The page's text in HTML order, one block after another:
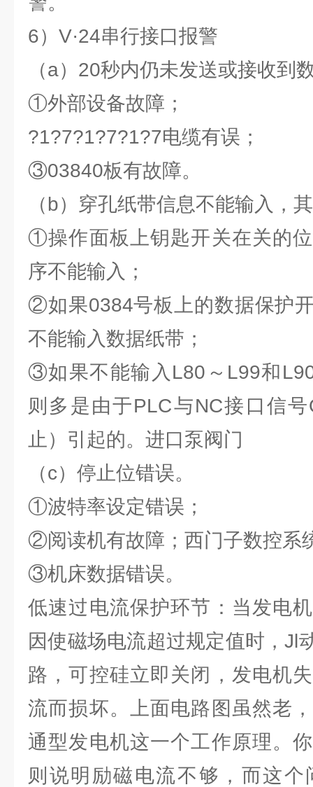
6）V·24串行接口报警
（a）20秒内仍未发送或接收到
①外部设备故障；
?1?7?1?7?1?7电缆有误；
③03840板有故障。
（b）穿孔纸带信息不能输入，
①操作面板上钥匙开关在关的
序不能输入；
②如果0384号板上的数据保护
不能输入数据纸带；
③如果不能输入L80～L99和
则多是由于PLC与NC接口信号
止）引起的。进口泵阀门
（c）停止位错误。
①波特率设定错误；
②阅读机有故障；西门子数控系
③机床数据错误。
低速过电流保护环节：当发电
因使磁场电流超过规定值时，Jl
路，可控硅立即关闭，发电机
流而损坏。上面电路图虽然老
通型发电机这一个工作原理。
则说明励磁电流不够，而这